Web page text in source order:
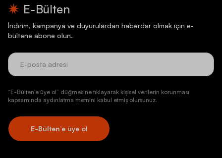
E-Bülten
İndirim, kampanya ve duyurulardan haberdar olmak için e-
bültene abone olun.
“E-Bülten’e üye ol” düğmesine tıklayarak kişisel verilerin korunması
kapsamında aydınlatma metnini kabul etmiş olursunuz.
E-Bülten’e üye ol